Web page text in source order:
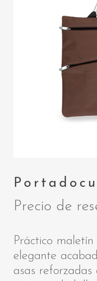
Precio de
Práctico
elegante
asas reforzadas